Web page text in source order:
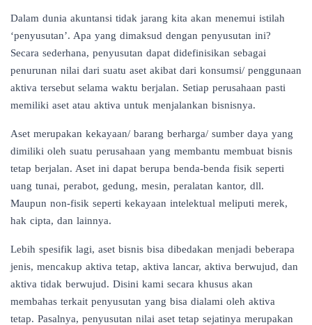
Dalam dunia akuntansi tidak jarang kita akan menemui istilah
‘penyusutan’. Apa yang dimaksud dengan penyusutan ini?
Secara sederhana, penyusutan dapat didefinisikan sebagai
penurunan nilai dari suatu aset akibat dari konsumsi/ penggunaan
aktiva tersebut selama waktu berjalan. Setiap perusahaan pasti
memiliki aset atau aktiva untuk menjalankan bisnisnya.
Aset merupakan kekayaan/ barang berharga/ sumber daya yang
dimiliki oleh suatu perusahaan yang membantu membuat bisnis
tetap berjalan. Aset ini dapat berupa benda-benda fisik seperti
uang tunai, perabot, gedung, mesin, peralatan kantor, dll.
Maupun non-fisik seperti kekayaan intelektual meliputi merek,
hak cipta, dan lainnya.
Lebih spesifik lagi, aset bisnis bisa dibedakan menjadi beberapa
jenis, mencakup aktiva tetap, aktiva lancar, aktiva berwujud, dan
aktiva tidak berwujud. Disini kami secara khusus akan
membahas terkait penyusutan yang bisa dialami oleh aktiva
tetap. Pasalnya, penyusutan nilai aset tetap sejatinya merupakan